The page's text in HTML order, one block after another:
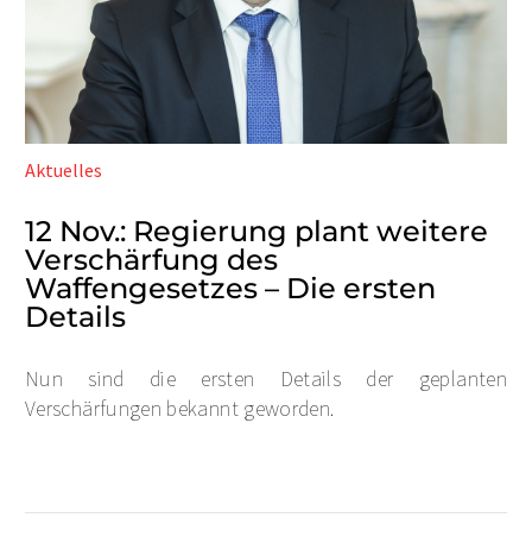
Aktuelles
12 Nov.: Regierung plant weitere
Verschärfung des
Waffengesetzes – Die ersten
Details
Nun sind die ersten Details der geplanten
Verschärfungen bekannt geworden.